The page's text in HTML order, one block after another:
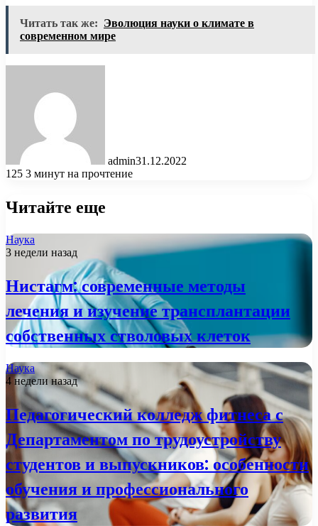
Читать так же: Эволюция науки о климате в
современном мире
admin31.12.2022
125 3 минут на прочтение
Читайте еще
Наука
3 недели назад
Нистагм: современные методы
лечения и изучение трансплантации
собственных стволовых клеток
Наука
4 недели назад
Педагогический колледж фитнеса с
Департаментом по трудоустройству
студентов и выпускников: особенности
обучения и профессионального
развития